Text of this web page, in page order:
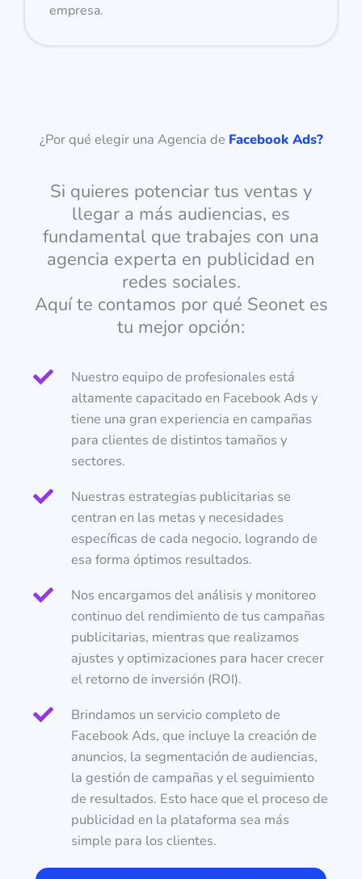
empresa.
¿Por qué elegir una Agencia de Facebook Ads?
Si quieres potenciar tus ventas y
llegar a más audiencias, es
fundamental que trabajes con una
agencia experta en publicidad en
redes sociales.
Aquí te contamos por qué Seonet es
tu mejor opción:
Nuestro equipo de profesionales está
altamente capacitado en Facebook Ads y
tiene una gran experiencia en campañas
para clientes de distintos tamaños y
sectores.
Nuestras estrategias publicitarias se
centran en las metas y necesidades
específicas de cada negocio, logrando de
esa forma óptimos resultados.
Nos encargamos del análisis y monitoreo
continuo del rendimiento de tus campañas
publicitarias, mientras que realizamos
ajustes y optimizaciones para hacer crecer
el retorno de inversión (ROI).
Brindamos un servicio completo de
Facebook Ads, que incluye la creación de
anuncios, la segmentación de audiencias,
la gestión de campañas y el seguimiento
de resultados. Esto hace que el proceso de
publicidad en la plataforma sea más
simple para los clientes.